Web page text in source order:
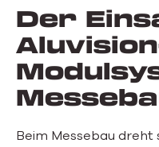
Der
Beim Messebau dreht